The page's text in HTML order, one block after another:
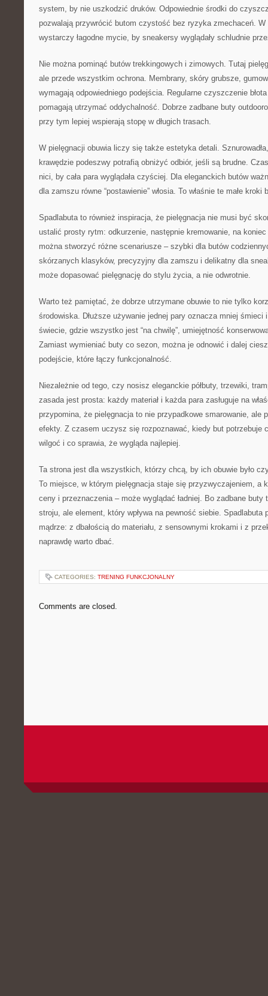
system, by nie uszkodzić druków. Odpowiednie środki do
pozwalają przywrócić butom czystość bez ryzyka zmechaceń. W
wystarczy łagodne mycie, by sneakersy wyglądały schludnie
Nie można pominąć butów trekkingowych i zimowych. Tutaj
ale przede wszystkim ochrona. Membrany, skóry grubsze,
wymagają odpowiedniego podejścia. Regularne czyszczenie
pomagają utrzymać oddychalność. Dobrze zadbane buty
przy tym lepiej wspierają stopę w długich trasach.
W pielęgnacji obuwia liczy się także estetyka detali.
krawędzie podeszwy potrafią obniżyć odbiór, jeśli są brudne.
nici, by cała para wyglądała czyściej. Dla eleganckich butów
dla zamszu równe “postawienie” włosia. To właśnie te małe
Spadlabuta to również inspiracja, że pielęgnacja nie musi być
ustalić prosty rytm: odkurzenie, następnie kremowanie, na
można stworzyć różne scenariusze – szybki dla butów
skórzanych klasyków, precyzyjny dla zamszu i delikatny dla
może dopasować pielęgnację do stylu życia, a nie odwrotnie.
Warto też pamiętać, że dobrze utrzymane obuwie to nie tylko
środowiska. Dłuższe używanie jednej pary oznacza mniej
świecie, gdzie wszystko jest “na chwilę”, umiejętność
Zamiast wymieniać buty co sezon, można je odnowić i dalej
podejście, które łączy funkcjonalność.
Niezależnie od tego, czy nosisz eleganckie półbuty, trzewiki,
zasada jest prosta: każdy materiał i każda para zasługuje na
przypomina, że pielęgnacja to nie przypadkowe smarowanie, ale
efekty. Z czasem uczysz się rozpoznawać, kiedy but potrzebuje
wilgoć i co sprawia, że wygląda najlepiej.
Ta strona jest dla wszystkich, którzy chcą, by ich obuwie było
To miejsce, w którym pielęgnacja staje się przyzwyczajeniem, a
ceny i przeznaczenia – może wyglądać ładniej. Bo zadbane buty
stroju, ale element, który wpływa na pewność siebie. Spadlabuta
mądrze: z dbałością do materiału, z sensownymi krokami i z
naprawdę warto dbać.
CATEGORIES: TRENING FUNKCJONALNY
Comments are closed.